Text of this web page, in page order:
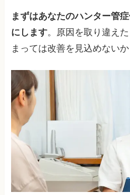
まずはあなたのハンター管
にします。原因を取り違え
まっては改善を見込めないか